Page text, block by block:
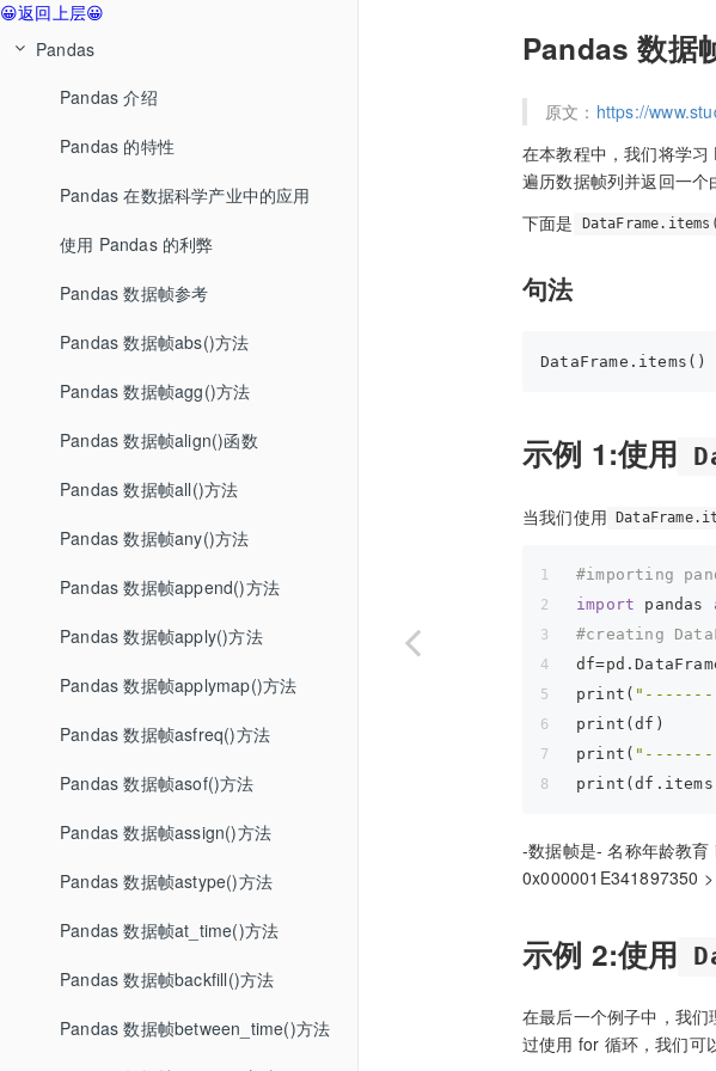
😀返回上层😀
Pandas
Pandas 介绍
Pandas 的特性
Pandas 在数据科学产业中的应用
使用 Pandas 的利弊
Pandas 数据帧参考
Pandas 数据帧abs()方法
Pandas 数据帧agg()方法
Pandas 数据帧align()函数
Pandas 数据帧all()方法
Pandas 数据帧any()方法
Pandas 数据帧append()方法
Pandas 数据帧apply()方法
Pandas 数据帧applymap()方法
Pandas 数据帧asfreq()方法
Pandas 数据帧asof()方法
Pandas 数据帧assign()方法
Pandas 数据帧astype()方法
Pandas 数据帧at_time()方法
Pandas 数据帧backfill()方法
Pandas 数据帧between_time()方法
Pandas 数据
原文： https://
在本教程中，我们将学习
遍历数据帧列并返回一个
下面是
句法
示例 1:使用
当我们使用
#importing
import pandas
#creating
print(
print(df)
print(
-数据帧是- 名称年龄教
0x000001E341897350 >
示例 2:使用
在最后一个例子中，我们
过使用 for 循环，我们可